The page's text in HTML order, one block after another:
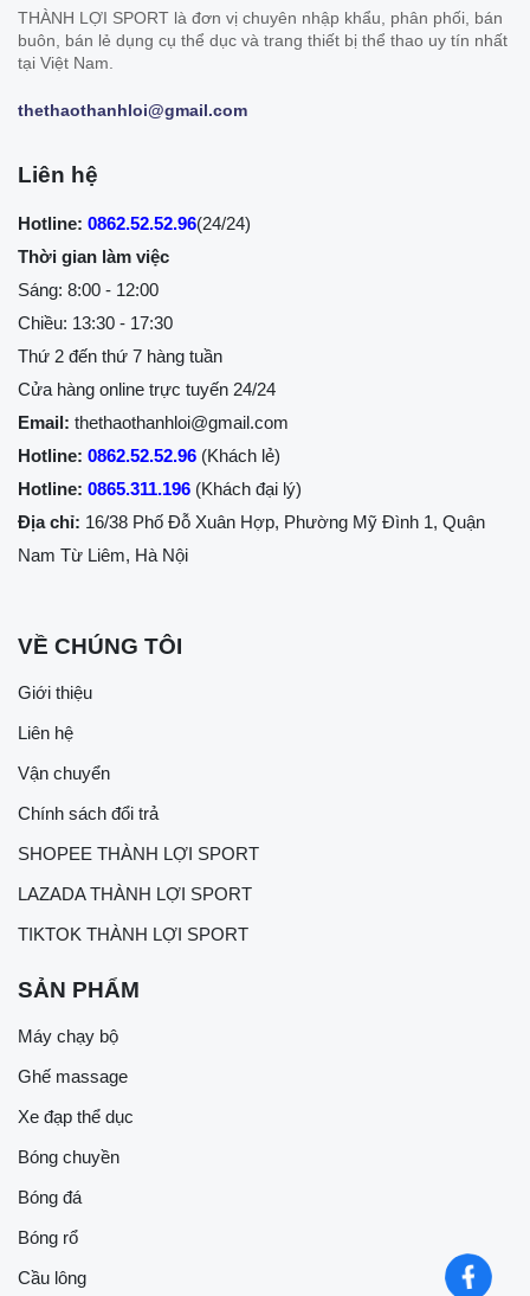
THÀNH LỢI SPORT là đơn vị chuyên nhập khẩu, phân phối, bán
buôn, bán lẻ dụng cụ thể dục và trang thiết bị thể thao uy tín nhất
tại Việt Nam.
thethaothanhloi@gmail.com
Liên hệ
Hotline: 0862.52.52.96(24/24)
Thời gian làm việc
Sáng: 8:00 - 12:00
Chiều: 13:30 - 17:30
Thứ 2 đến thứ 7 hàng tuần
Cửa hàng online trực tuyến 24/24
Email: thethaothanhloi@gmail.com
Hotline: 0862.52.52.96 (Khách lẻ)
Hotline: 0865.311.196 (Khách đại lý)
Địa chỉ: 16/38 Phố Đỗ Xuân Hợp, Phường Mỹ Đình 1, Quận
Nam Từ Liêm, Hà Nội
VỀ CHÚNG TÔI
Giới thiệu
Liên hệ
Vận chuyển
Chính sách đổi trả
SHOPEE THÀNH LỢI SPORT
LAZADA THÀNH LỢI SPORT
TIKTOK THÀNH LỢI SPORT
SẢN PHẨM
Máy chạy bộ
Ghế massage
Xe đạp thể dục
Bóng chuyền
Bóng đá
Bóng rổ
Cầu lông